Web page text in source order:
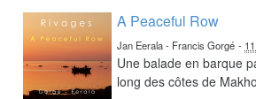
A Peaceful Row
Jan Eerala - Francis Gorgé -
Une balade en barque
long des côtes de